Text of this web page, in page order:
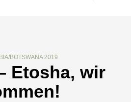
BOTSWANA 2019
Etosha, wir